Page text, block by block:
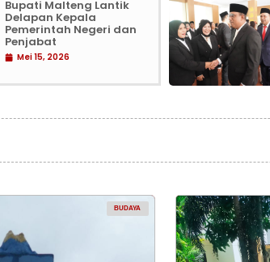
Bupati Malteng Lantik
Delapan Kepala
Pemerintah Negeri dan
Penjabat
Mei 15, 2026
BUDAYA